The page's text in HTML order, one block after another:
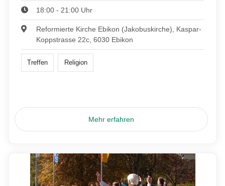
18:00 - 21:00 Uhr
Reformierte Kirche Ebikon (Jakobuskirche), Kaspar-
Koppstrasse 22c, 6030 Ebikon
Treffen Religion
Mehr erfahren